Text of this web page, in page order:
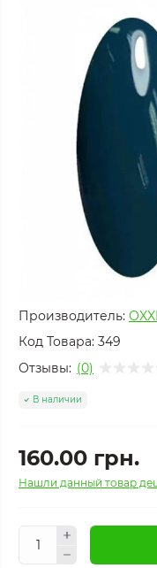
Производитель: OXXI
Код Товара: 349
Отзывы: (0)
В наличии
160.00 грн.
Нашли данный товар